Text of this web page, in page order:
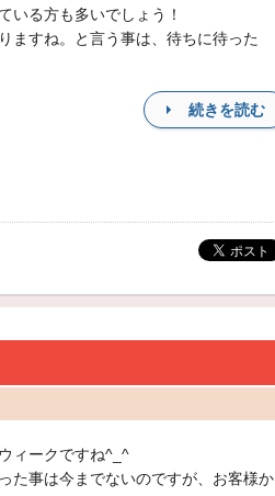
いる方も多いでしょう！
ますね。と言う事は、待ちに待った
続きを読む
ィークですね^_^
た事は今までないのですが、お客様か